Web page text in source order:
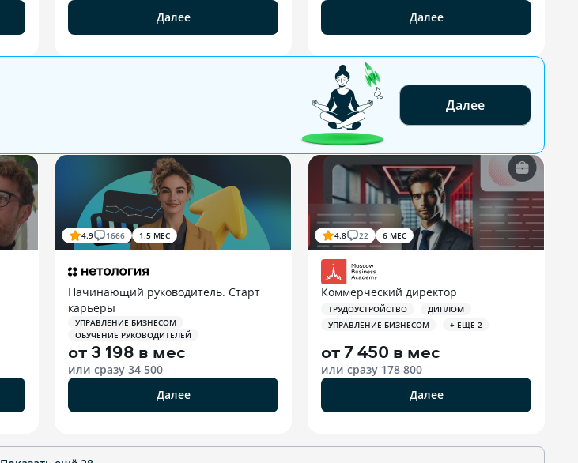
Далее
Далее
Далее
4.9 1666 1.5 МЕС
Начинающий руководитель. Старт
карьеры
УПРАВЛЕНИЕ БИЗНЕСОМ
ОБУЧЕНИЕ РУКОВОДИТЕЛЕЙ
от 3 198 в мес
или сразу 34 500
Далее
4.8 22 6 МЕС
Коммерческий директор
ТРУДОУСТРОЙСТВО
ДИПЛОМ
УПРАВЛЕНИЕ БИЗНЕСОМ
+ ЕЩЕ 2
от7 450 в мес
или сразу 178 800
Далее